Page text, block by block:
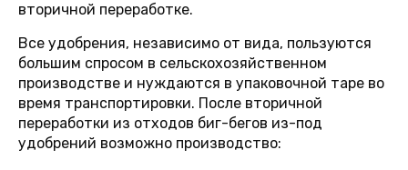
вторичной переработке.
Все удобрения, независимо от вида, пользуются
большим спросом в сельскохозяйственном
производстве и нуждаются в упаковочной таре во
время транспортировки. После вторичной
переработки из отходов биг-бегов из-под
удобрений возможно производство: